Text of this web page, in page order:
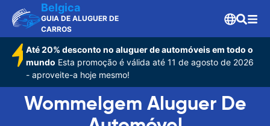
Belgica
GUIA DE ALUGUER DE
CARROS
Até 20% desconto no aluguer de automóveis em todo o
mundo Esta promoção é válida até 11 de agosto de 2026
- aproveite-a hoje mesmo!
Wommelgem Aluguer De